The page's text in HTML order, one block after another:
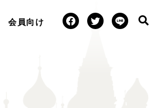
会員向け